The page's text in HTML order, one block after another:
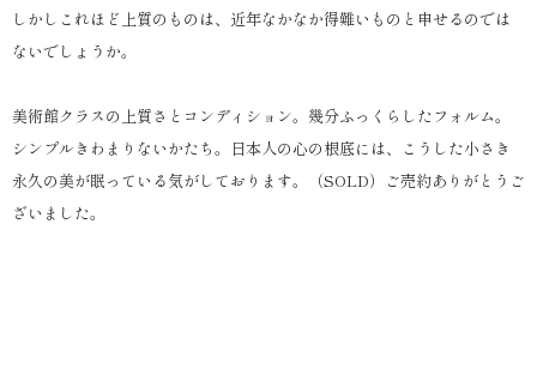
しかしこれほど上質のものは、近年なかなか得難いものと申せるのでは
ないでしょうか。
美術館クラスの上質さとコンディション。幾分ふっくらしたフォルム。
シンプルきわまりないかたち。日本人の心の根底には、こうした小さき
永久の美が眠っている気がしております。（SOLD）ご売約ありがとうご
ざいました。